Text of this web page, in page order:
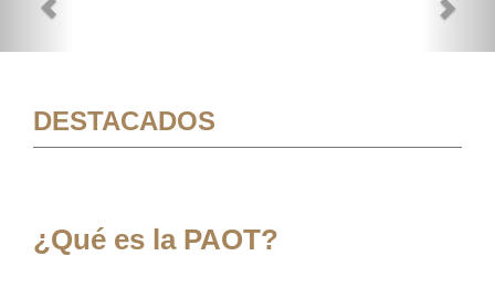
DESTACADOS
¿Qué es la PAOT?